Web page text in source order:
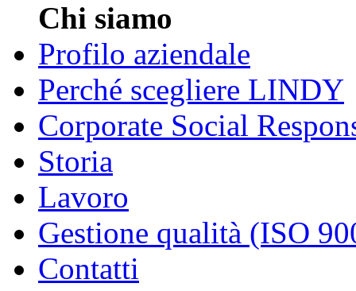
Chi siamo
Profilo aziendale
Perché scegliere LINDY
Corporate Social
Storia
Lavoro
Gestione qualità (ISO
Contatti